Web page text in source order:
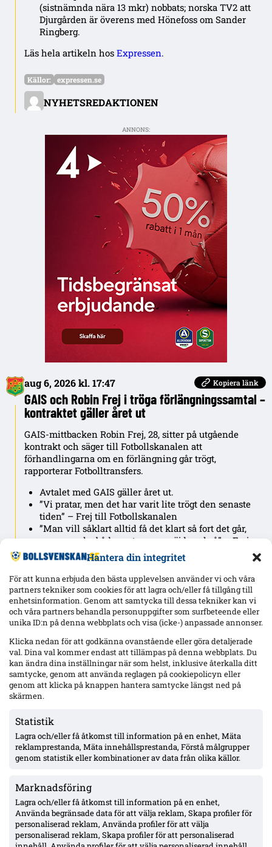
Hantera din integritet
För att kunna erbjuda den bästa upplevelsen använder vi och våra
partners tekniker som cookies för att lagra och/eller få tillgång till
enhetsinformation. Genom att samtycka till dessa tekniker kan vi
och våra partners behandla personuppgifter som surfbeteende eller
unika ID:n på denna webbplats och visa (icke-) anpassade annonser.
Klicka nedan för att godkänna ovanstående eller göra detaljerade
val. Dina val kommer endast att tillämpas på denna webbplats. Du
kan ändra dina inställningar när som helst, inklusive återkalla ditt
samtycke, genom att använda reglagen på cookiepolicyn eller
genom att klicka på knappen hantera samtycke längst ned på
skärmen.
Statistik
Lagra och/eller få åtkomst till information på en enhet, Mäta
reklamprestanda, Mäta innehållsprestanda, Förstå målgrupper
genom statistik eller kombinationer av data från olika källor.
Marknadsföring
Lagra och/eller få åtkomst till information på en enhet,
Använda begränsade data för att välja reklam, Skapa profiler för
personaliserad reklam, Använda profiler för att välja
personaliserad reklam, Skapa profiler för att personaliserad
(sistnämnda nära 13 mkr) nobbats; norska TV2 att
Djurgården är överens med Hönefoss om Sander
Ringberg.
Läs hela artikeln hos Expressen.
NYHETSREDAKTIONEN
Källor: expressen.se
ANNONS:
aug 6, 2026 kl. 17:47 Kopiera länk
GAIS och Robin Frej i tröga förlängningssamtal –
kontraktet gäller året ut
GAIS-mittbacken Robin Frej, 28, sitter på utgående
kontrakt och säger till Fotbollskanalen att
förhandlingarna om en förlängning går trögt,
rapporterar Fotbolltransfers.
Avtalet med GAIS gäller året ut.
”Vi pratar, men det har varit lite trögt den senaste
tiden” – Frej till Fotbollskanalen
”Man vill såklart alltid få det klart så fort det går,
men sen ska båda parter vara nöjda också” – Frej
”Så jag har ingen deadline så” – Frej
Förlängningsspåret lyftes i början av juni.
Bytte IF Brommapojkarna mot GAIS inför säsongen
2023.
26 allsvenska matcher och 2 mål i fjol.
Viktig kugge i GAIS sedan ankomsten, men inte helt
given i startelvan.
Läs hela artikeln hosFotbolltransfers.
NYHETSREDAKTIONEN
Källor: fotbolltransfers.com
aug 6, 2026 kl. 17:47
AIK:s Carlstrand siktar på startelvan – 10+2 på
15 i Öster; Tomas redo för lördag
tänker spela sig in i startelvan efter debutinhoppet i
söndags mot Örgryte, enligt Aftonbladet.
Ny från Östers IF: 10 mål och 2 assist på 15 matcher
för Växjölaget